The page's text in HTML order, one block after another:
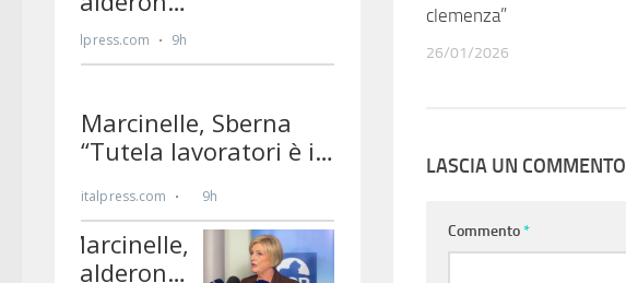
clemenza”
26/01/2026
LASCIA UN COMMENTO
Commento*